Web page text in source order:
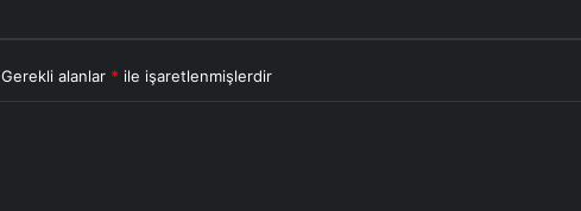
Gerekli alanlar * ile işaretlenmişlerdir